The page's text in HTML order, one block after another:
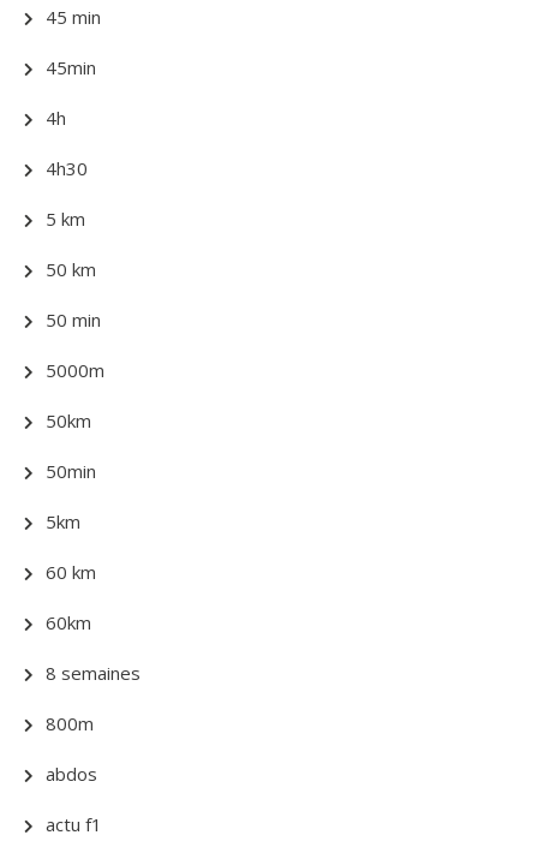
45 min
45min
4h
4h30
5 km
50 km
50 min
5000m
50km
50min
5km
60 km
60km
8 semaines
800m
abdos
actu f1